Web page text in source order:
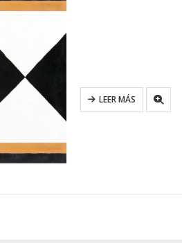
LEER MÁS